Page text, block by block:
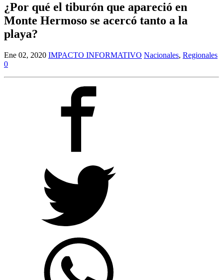
¿Por qué el tiburón que apareció en
Monte Hermoso se acercó tanto a la
playa?
Ene 02, 2020 IMPACTO INFORMATIVO Nacionales, Regionales
0